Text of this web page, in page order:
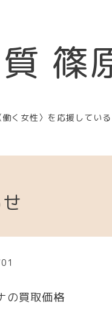
質 篠
く女性〉を応援してい
01
の買取価格